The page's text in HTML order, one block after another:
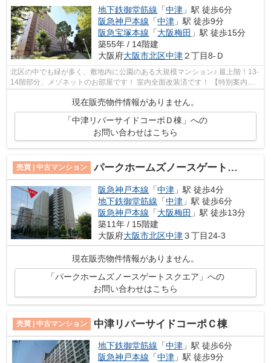
地下鉄御堂筋線 「中津 」駅 徒歩6分
阪急神戸本線 「中津 」駅 徒歩9分
阪急宝塚本線 「大阪梅田 」駅 徒歩15分
築55年 / 14階建
大阪府大阪市北区中津２丁目8-Ｄ
北区の中でも緑が多く、敷地内に公園のある大規模マンション♪ 最上階！13-
14階部分、メゾネットのお部屋です！ 室内全面改装済です！ 【特別案内会
現在販売物件情報がありません。
「中津リバーサイドコーポＤ棟」への
お問い合わせはこちら
売買 | 中古マンション パークホームズノースゲートスクエア
阪急神戸本線 「中津 」駅 徒歩4分
地下鉄御堂筋線 「中津 」駅 徒歩6分
阪急神戸本線 「大阪梅田 」駅 徒歩13分
築11年 / 15階建
大阪府大阪市北区中津３丁目24-3
現在販売物件情報がありません。
「パークホームズノースゲートスクエア」への
お問い合わせはこちら
売買 | 中古マンション 中津リバーサイドコーポＣ棟
地下鉄御堂筋線 「中津 」駅 徒歩6分
阪急神戸本線 「中津 」駅 徒歩9分